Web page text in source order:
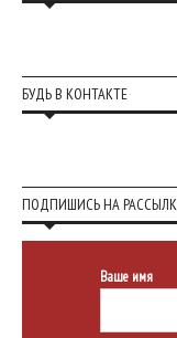
БУДЬ В КОНТАКТЕ
ПОДПИШИСЬ НА
Ваше имя